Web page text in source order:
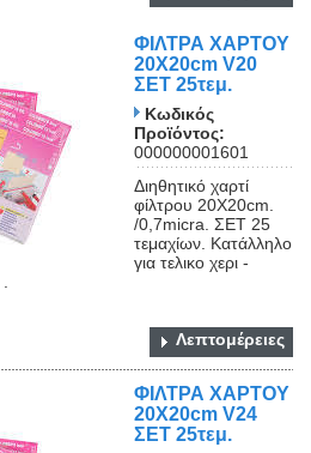
ΦΙΛΤΡΑ ΧΑΡΤΟΥ
20Χ20cm V20
ΣΕΤ 25τεμ.
Κωδικός
Προϊόντος:
000000001601
Διηθητικό χαρτί
φίλτρου 20Χ20cm.
/0,7micra. ΣΕΤ 25
τεμαχίων. Κατάλληλο
για τελικο χερι -
Λεπτομέρειες
ΦΙΛΤΡΑ ΧΑΡΤΟΥ
20Χ20cm V24
ΣΕΤ 25τεμ.